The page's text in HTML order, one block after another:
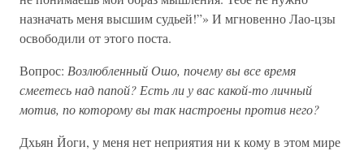
назначать меня высшим судьей!”» И мгновенно Лао-цзы
освободили от этого поста.
Вопрос: Возлюбленный Ошо, почему вы все время
смеетесь над папой? Есть ли у вас какой-то личный
мотив, по которому вы так настроены против него?
Дхьян Йоги, у меня нет неприятия ни к кому в этом мире